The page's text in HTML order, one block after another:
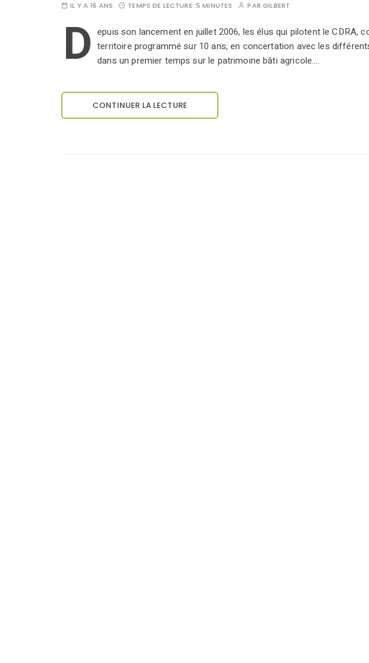
IL Y A 16 ANS TEMPS DE LECTURE :5 MINUTES PARGILBERT
D epuis son lancement en juillet 2006, les élus qui pilotent le CDRA,
territoire programmé sur 10 ans, en concertation avec les
dans un premier temps sur le patrimoine bâti agricole.…
CONTINUER LA LECTURE